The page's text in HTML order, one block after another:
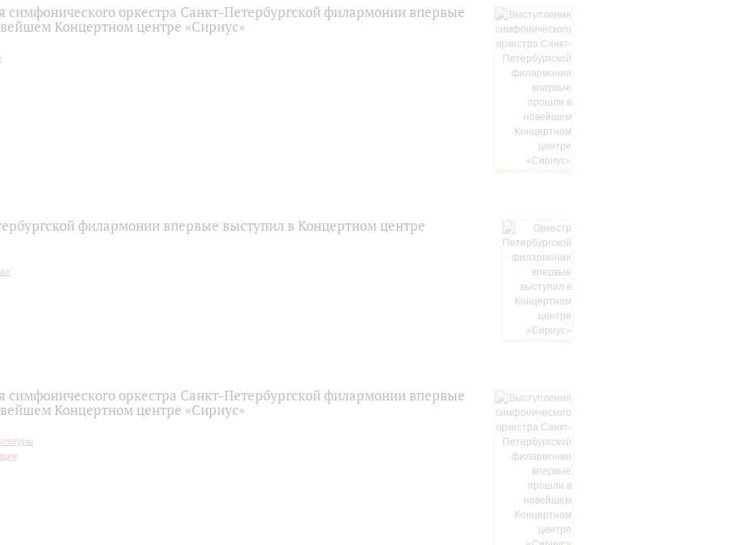
симфонического оркестра Санкт-Петербургской филармонии впервые
Концертном центре «Сириус»
филармонии впервые выступил в Концертном центре
симфонического оркестра Санкт-Петербургской филармонии впервые
Концертном центре «Сириус»